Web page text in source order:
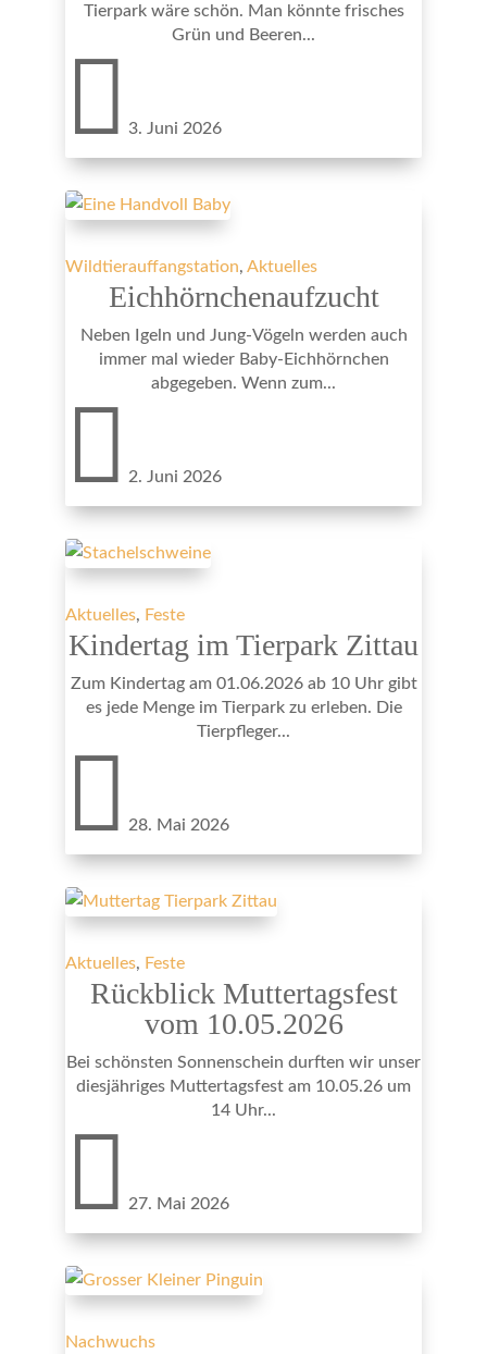
Tierpark wäre schön. Man könnte frisches
Grün und Beeren...
 3. Juni 2026
Wildtierauffangstation, Aktuelles
Eichhörnchenaufzucht
Neben Igeln und Jung-Vögeln werden auch
immer mal wieder Baby-Eichhörnchen
abgegeben. Wenn zum...
 2. Juni 2026
Aktuelles, Feste
Kindertag im Tierpark Zittau
Zum Kindertag am 01.06.2026 ab 10 Uhr gibt
es jede Menge im Tierpark zu erleben. Die
Tierpfleger...
 28. Mai 2026
Aktuelles, Feste
Rückblick Muttertagsfest
vom 10.05.2026
Bei schönsten Sonnenschein durften wir unser
diesjähriges Muttertagsfest am 10.05.26 um
14 Uhr...
 27. Mai 2026
Nachwuchs